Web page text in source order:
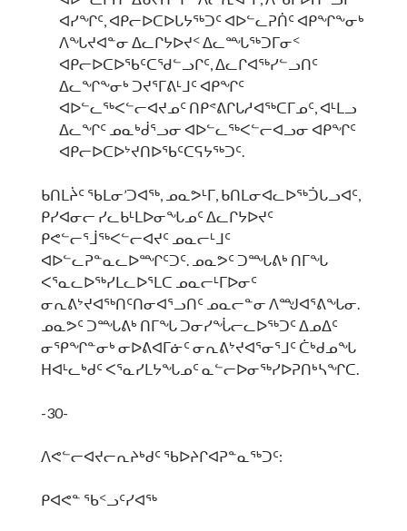
ᐊᓯᖏᑦ, ᐊᑭᓕᐅᑕᐅᒐᔭᖅᑐᑦ ᐊᐅᓪᓚᕈᑏᑦ ᐊᑭᖏᖕᓂᒃ
ᐱᖓᔪᐊᓐᓂ ᐃᓚᒋᔭᐅᔪᑉ ᐃᓚᙵᖅᑐᒥᓂᑉ
ᐊᑭᓕᐅᑕᐅᖃᑦᑕᖁᓪᓗᒋᑦ, ᐃᓚᒋᐊᖅᓯᓪᓗᑎᑦ
ᐃᓚᖏᖕᓂᒃ ᑐᔪᕐᒥᕕᒻᒧᑦ ᐊᑭᖏᑦ
ᐊᐅᓪᓚᖅᐸᓪᓕᐊᔪᓄᑦ ᑎᑭᕝᕕᒋᒐᓱᐊᖅᑕᒥᓄᑦ, ᐊᒻᒪᓗ
ᐃᓚᖏᑦ ᓄᓇᒃᑰᕐᓗᓂ ᐊᐅᓪᓚᖅᐸᓪᓕᐊᓗᓂ ᐊᑭᖏᑦ
ᐊᑭᓕᐅᑕᐅᔾᔪᑎᐅᖃᑦᑕᕋᔭᖅᑐᑦ.
ᑲᑎᒪᔩᑦ ᖃᒪᓂ’ᑐᐊᖅ, ᓄᓇᕗᒻᒥ, ᑲᑎᒪᓂᐊᓚᐅᖅᑑᒐᓗᐊᑦ,
ᑭᓯᐊᓂᓕ ᓯᓚᑲᒻᒪᐅᓂᖓᓄᑦ ᐃᓚᒋᔭᐅᔪᑦ
ᑭᕙᓪᓕᕐᒨᖅᐸᓪᓕᐊᔪᑦ ᓄᓇᓕᒻᒧᑦ
ᐊᐅᓪᓚᕈᓐᓇᓚᐅᙱᑦᑐᑦ. ᓄᓇᕗᑦ ᑐᙵᕕᒃ ᑎᒥᖓ
ᐸᕐᓇᓚᐅᖅᓯᒪᓚᐅᕐᒪᑕ ᓄᓇᓕᒻᒥᐅᓂᑦ
ᓂᕆᕕᔾᔪᐊᖅᑎᑦᑎᓂᐊᕐᓗᑎᑦ ᓄᓇᓕᓐᓂ ᐱᙳᐊᕐᕕᖓᓂ.
ᓄᓇᕗᑦ ᑐᙵᕕᒃ ᑎᒥᖓ ᑐᓂᓯᖔᓕᓚᐅᖅᑐᑦ ᐃᓄᐃᑦ
ᓂᕿᖏᓐᓂᒃ ᓂᐅᕕᐊᒥᓃᑦ ᓂᕆᕕᔾᔪᐊᕐᓂᕐᒧᑦ ᑖᒃᑯᓄᖓ
ᕼᐊᒻᓚᒃᑯᑦ ᐸᕐᓇᓯᒪᔭᖓᓄᑦ ᓇᓪᓕᐅᓂᖅᓯᐅᕈᑎᒃᓴᖏᑕ.
-30-
ᐱᕙᓪᓕᐊᔪᓕᕆᔨᒃᑯᑦ ᖃᐅᔨᒋᐊᕈᓐᓇᖅᑐᑦ:
ᑭᐊᕙᓐ ᖃᑉᓗᑦᓯᐊᖅ